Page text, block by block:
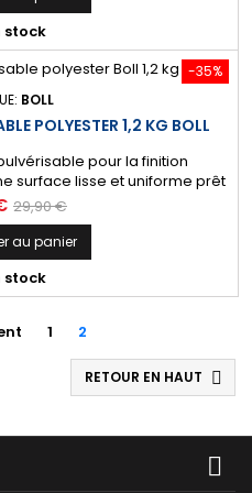
stock
-35%
BOLL
POLYESTER 1,2 KG BOLL
pour la finition
surface lisse et uniforme prêt
durcisseur et diluant.
Prix
base
29,90 €
au panier
stock
1 2
RETOUR EN HAUT 
